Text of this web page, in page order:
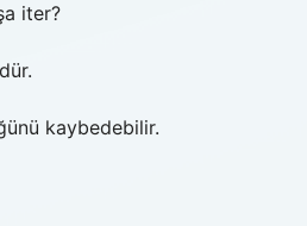
iter?
kaybedebilir.